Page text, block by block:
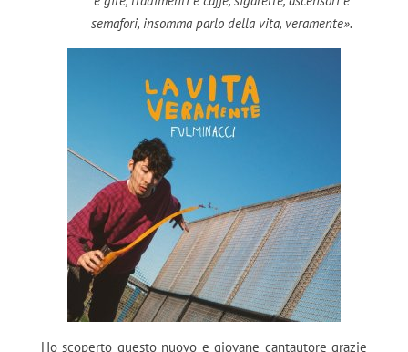
semafori, insomma parlo della vita, veramente».
Ho scoperto questo nuovo e giovane cantautore grazie